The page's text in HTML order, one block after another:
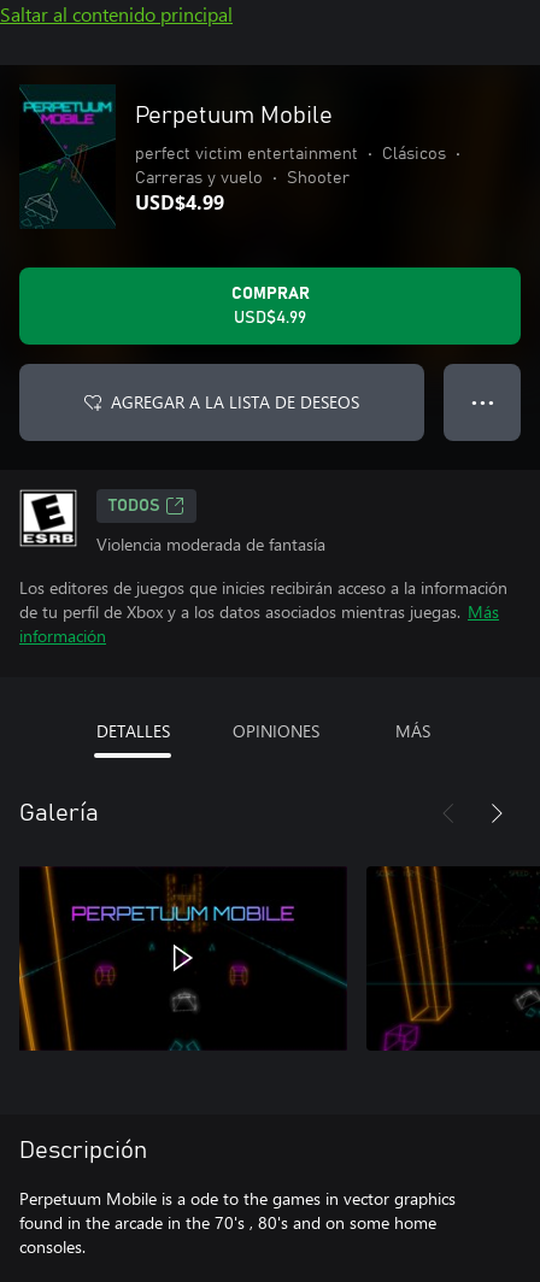
Saltar al contenido principal
Perpetuum Mobile
perfect victim entertainment • Clásicos
•
Carreras y vuelo
• Shooter
USD$4.99
COMPRAR
USD$4.99
AGREGAR A LA LISTA DE DESEOS ● ● ●
TODOS
Violencia moderada de fantasía
Los editores de juegos que inicies recibirán acceso a la información
de tu perfil de Xbox y a los datos asociados mientras juegas. Más
información
DETALLES OPINIONES MÁS
Galería
Descripción
Perpetuum Mobile is a ode to the games in vector graphics
found in the arcade in the 70's , 80's and on some home
consoles.